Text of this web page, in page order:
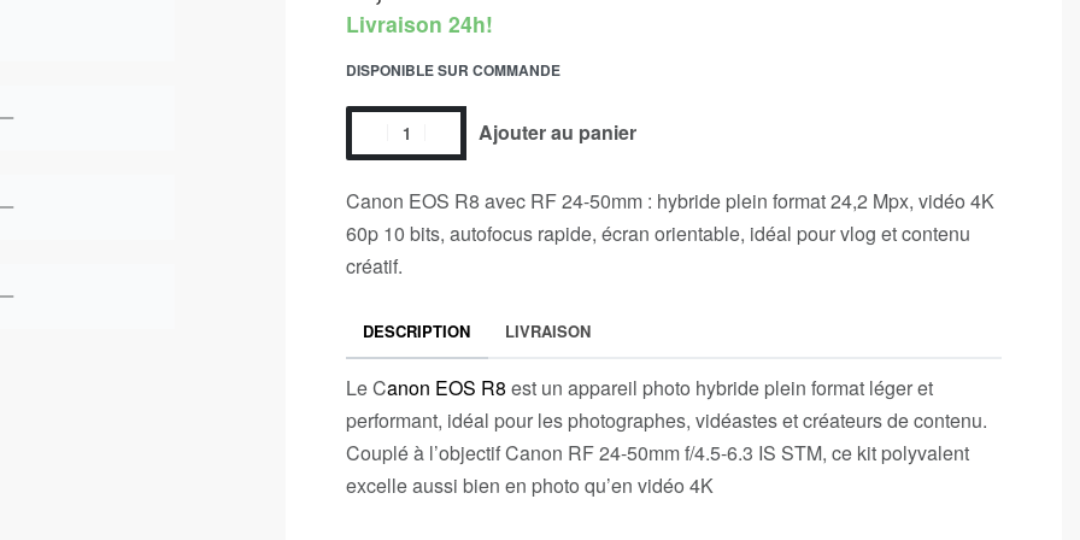
Livraison 24h!
DISPONIBLE SUR COMMANDE
Ajouter au panier
Canon EOS R8 avec RF 24-50mm : hybride plein format 24,2 Mpx, vidéo 4K
60p 10 bits, autofocus rapide, écran orientable, idéal pour vlog et contenu
créatif.
DESCRIPTION LIVRAISON
Le Canon EOS R8 est un appareil photo hybride plein format léger et
performant, idéal pour les photographes, vidéastes et créateurs de contenu.
Couplé à l’objectif Canon RF 24-50mm f/4.5-6.3 IS STM, ce kit polyvalent
excelle aussi bien en photo qu’en vidéo 4K